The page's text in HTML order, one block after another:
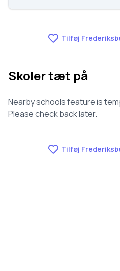
Tilføj
Skoler tæt på
Nearby schools feature is
Please check back later.
Tilføj